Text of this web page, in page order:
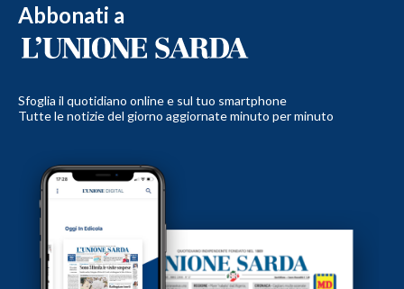
Abbonati a
Sfoglia il quotidiano online e sul tuo smartphone
Tutte le notizie del giorno aggiornate minuto per minuto